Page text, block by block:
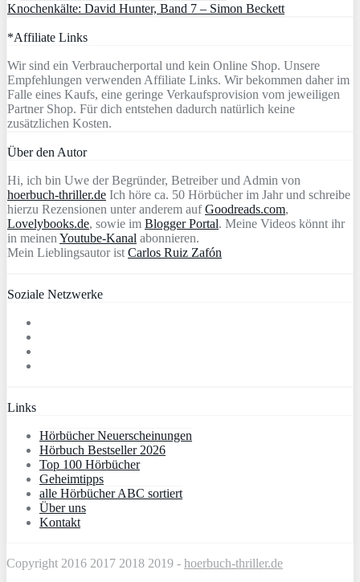
Knochenkälte: David Hunter, Band 7 – Simon Beckett
*Affiliate Links
Wir sind ein Verbraucherportal und kein Online Shop. Unsere
Empfehlungen verwenden Affiliate Links. Wir bekommen daher im
Falle eines Kaufs, eine geringe Verkaufsprovision vom jeweiligen
Partner Shop. Für dich entstehen dadurch natürlich keine
zusätzlichen Kosten.
Über den Autor
Hi, ich bin Uwe der Begründer, Betreiber und Admin von
hoerbuch-thriller.de Ich höre ca. 50 Hörbücher im Jahr und schreibe
hierzu Rezensionen unter anderem aufGoodreads.com,
Lovelybooks.de, sowie im Blogger Portal. Meine Videos könnt ihr
in meinen Youtube-Kanal abonnieren.
Mein Lieblingsautor ist Carlos Ruiz Zafón
Soziale Netzwerke
Links
Hörbücher Neuerscheinungen
Hörbuch Bestseller 2026
Top 100 Hörbücher
Geheimtipps
alle Hörbücher ABC sortiert
Über uns
Kontakt
Copyright 2016 2017 2018 2019 - hoerbuch-thriller.de